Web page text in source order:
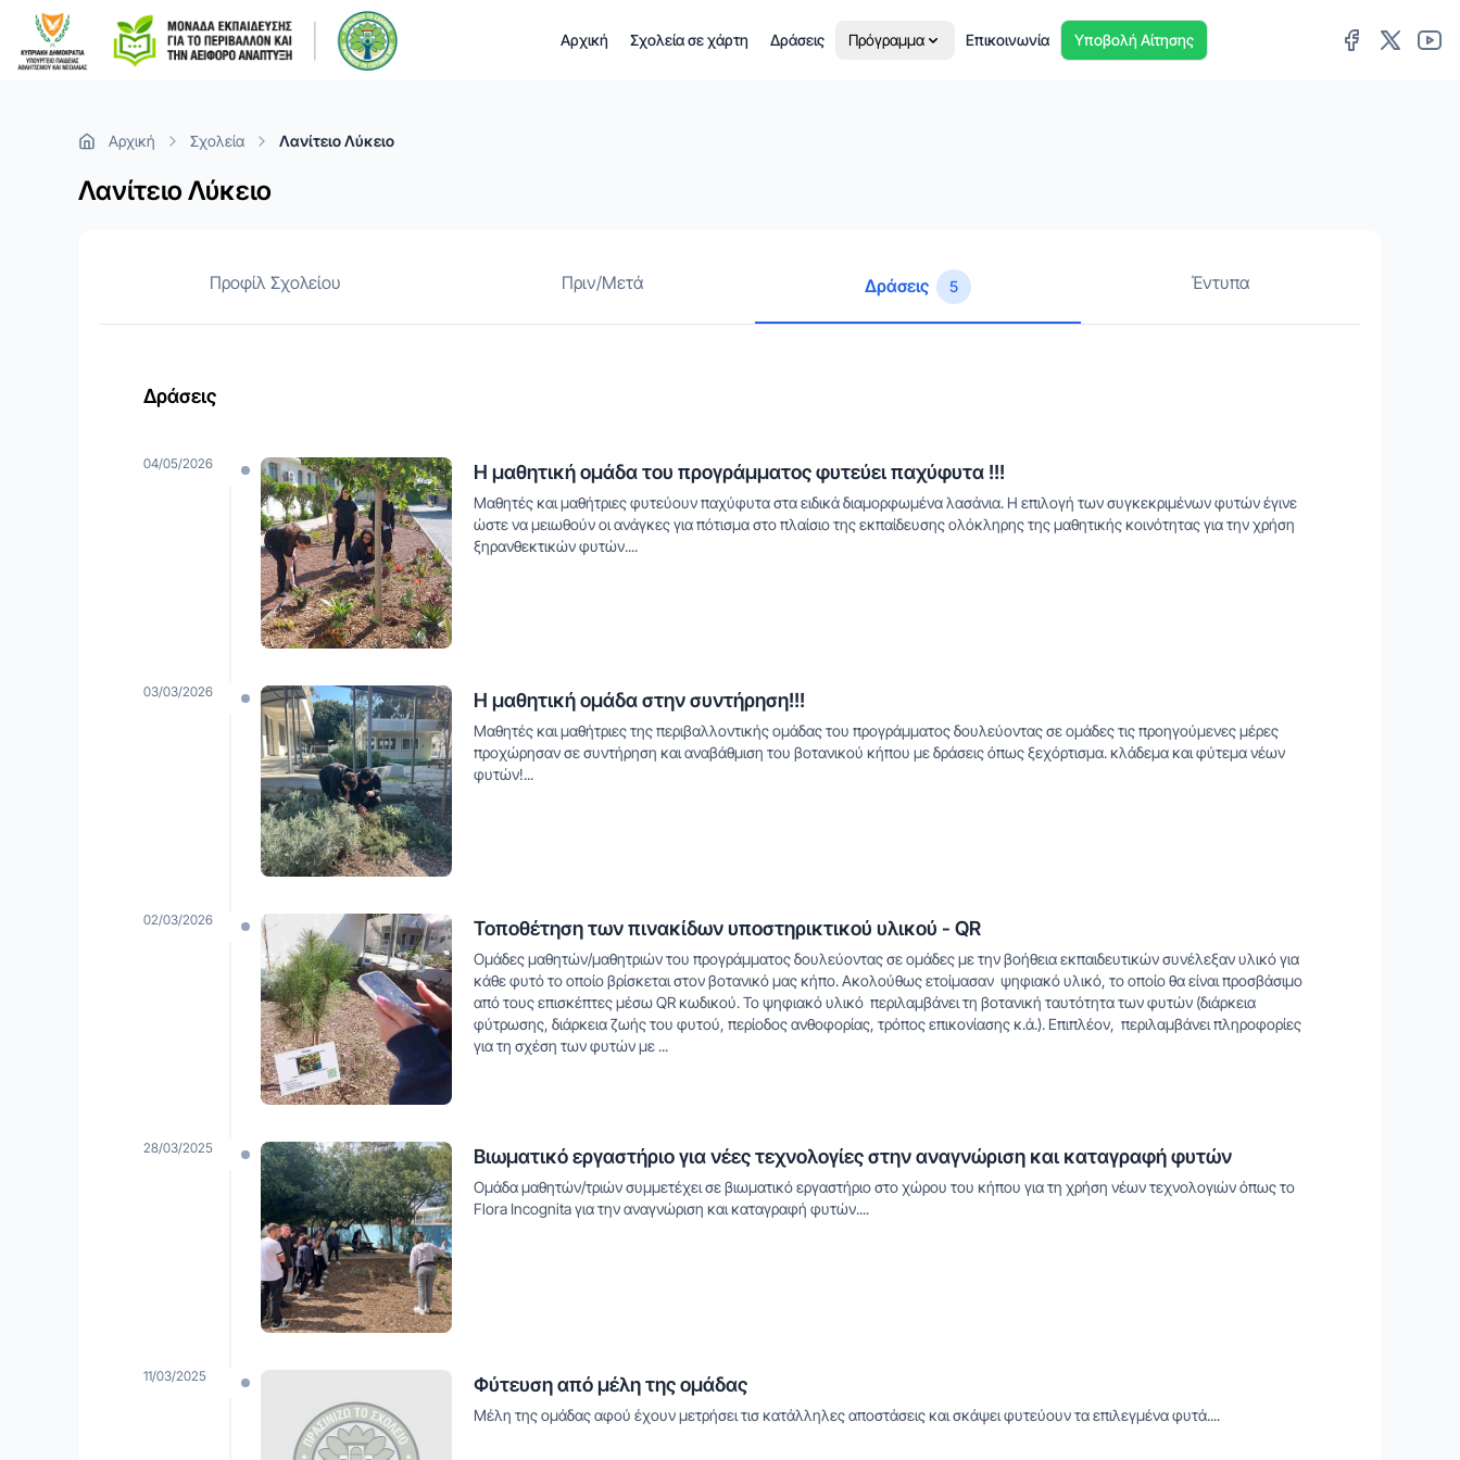
Αρχική Σχολεία σε χάρτη Δράσεις Πρόγραμμα Επικοινωνία Υποβολή Αίτησης
Αρχική Σχολεία Λανίτειο Λύκειο
Λανίτειο Λύκειο
Προφίλ Σχολείου Πριν/Μετά Δράσεις 5 Έντυπα
Δράσεις
04/05/2026 Η μαθητική ομάδα του προγράμματος φυτεύει παχύφυτα !!!
Μαθητές και μαθήτριες φυτεύουν παχύφυτα στα ειδικά διαμορφωμένα λασάνια. Η επιλογή των συγκεκριμένων φυτών έγινε
ώστε να μειωθούν οι ανάγκες για πότισμα στο πλαίσιο της εκπαίδευσης ολόκληρης της μαθητικής κοινότητας για την χρήση
ξηρανθεκτικών φυτών....
03/03/2026 Η μαθητική ομάδα στην συντήρηση!!!
Μαθητές και μαθήτριες της περιβαλλοντικής ομάδας του προγράμματος δουλεύοντας σε ομάδες τις προηγούμενες μέρες
προχώρησαν σε συντήρηση και αναβάθμιση του βοτανικού κήπου με δράσεις όπως ξεχόρτισμα. κλάδεμα και φύτεμα νέων
φυτών!...
02/03/2026 Τοποθέτηση των πινακίδων υποστηρικτικού υλικού - QR
Ομάδες μαθητών/μαθητριών του προγράμματος δουλεύοντας σε ομάδες με την βοήθεια εκπαιδευτικών συνέλεξαν υλικό για
κάθε φυτό το οποίο βρίσκεται στον βοτανικό μας κήπο. Ακολούθως ετοίμασαν ψηφιακό υλικό, το οποίο θα είναι προσβάσιμο
από τους επισκέπτες μέσω QR κωδικού. Το ψηφιακό υλικό περιλαμβάνει τη βοτανική ταυτότητα των φυτών (διάρκεια
φύτρωσης, διάρκεια ζωής του φυτού, περίοδος ανθοφορίας, τρόπος επικονίασης κ.ά.). Επιπλέον, περιλαμβάνει πληροφορίες
για τη σχέση των φυτών με ...
28/03/2025 Βιωματικό εργαστήριο για νέες τεχνολογίες στην αναγνώριση και καταγραφή φυτών
Ομάδα μαθητών/τριών συμμετέχει σε βιωματικό εργαστήριο στο χώρου του κήπου για τη χρήση νέων τεχνολογιών όπως το
Flora Incognita για την αναγνώριση και καταγραφή φυτών....
11/03/2025 Φύτευση από μέλη της ομάδας
Μέλη της ομάδας αφού έχουν μετρήσει τισ κατάλληλες αποστάσεις και σκάψει φυτεύουν τα επιλεγμένα φυτά....